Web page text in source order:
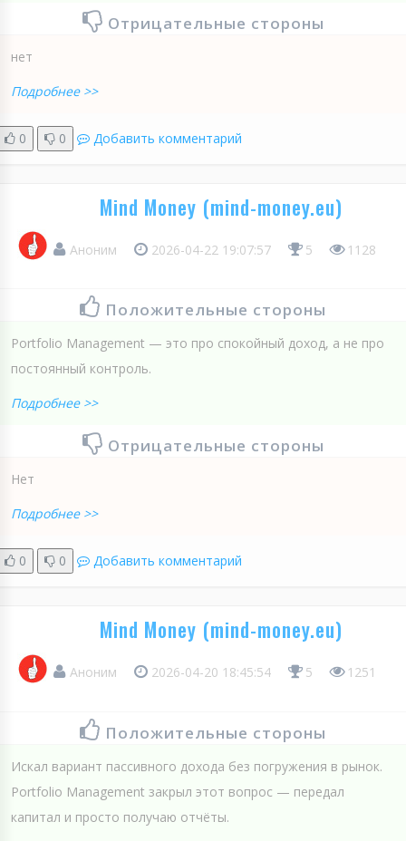
Отрицательные стороны
нет
Подробнее >>
0 0 Добавить комментарий
Mind Money (mind-money.eu)
Аноним 2026-04-22 19:07:57 5 1128
Положительные стороны
Portfolio Management — это про спокойный доход, а не про
постоянный контроль.
Подробнее >>
Отрицательные стороны
Нет
Подробнее >>
0 0 Добавить комментарий
Mind Money (mind-money.eu)
Аноним 2026-04-20 18:45:54 5 1251
Положительные стороны
Искал вариант пассивного дохода без погружения в рынок.
Portfolio Management закрыл этот вопрос — передал
капитал и просто получаю отчёты.